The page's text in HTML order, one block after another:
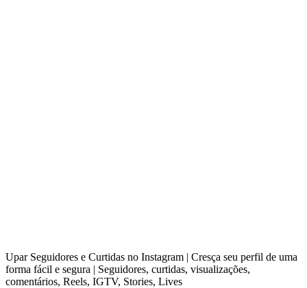
Upar Seguidores e Curtidas no Instagram | Cresça seu perfil de uma
forma fácil e segura | Seguidores, curtidas, visualizações,
comentários, Reels, IGTV, Stories, Lives